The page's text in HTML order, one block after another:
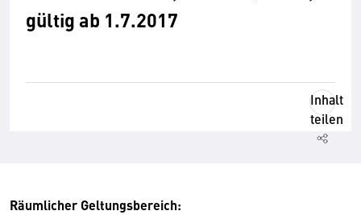
gültig ab 1.7.2017
Inhalt
teilen
Räumlicher Geltungsbereich: